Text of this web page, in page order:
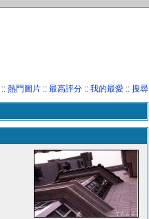
:: 熱門圖片 :: 最高評分 :: 我的最愛 :: 搜尋